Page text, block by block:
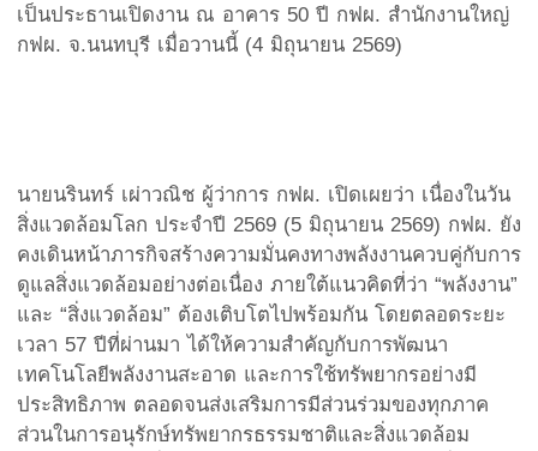
เป็นประธานเปิดงาน ณ อาคาร 50 ปี กฟผ. สำนักงานใหญ่
กฟผ. จ.นนทบุรี เมื่อวานนี้ (4 มิถุนายน 2569)
นายนรินทร์ เผ่าวณิช ผู้ว่าการ กฟผ. เปิดเผยว่า เนื่องในวัน
สิ่งแวดล้อมโลก ประจำปี 2569 (5 มิถุนายน 2569) กฟผ. ยัง
คงเดินหน้าภารกิจสร้างความมั่นคงทางพลังงานควบคู่กับการ
ดูแลสิ่งแวดล้อมอย่างต่อเนื่อง ภายใต้แนวคิดที่ว่า “พลังงาน”
และ “สิ่งแวดล้อม” ต้องเติบโตไปพร้อมกัน โดยตลอดระยะ
เวลา 57 ปีที่ผ่านมา ได้ให้ความสำคัญกับการพัฒนา
เทคโนโลยีพลังงานสะอาด และการใช้ทรัพยากรอย่างมี
ประสิทธิภาพ ตลอดจนส่งเสริมการมีส่วนร่วมของทุกภาค
ส่วนในการอนุรักษ์ทรัพยากรธรรมชาติและสิ่งแวดล้อม